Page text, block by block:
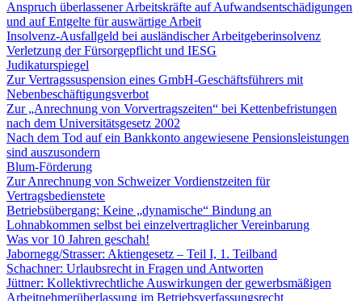
Anspruch überlassener Arbeitskräfte auf Aufwandsentschädigungen
und auf Entgelte für auswärtige Arbeit
Insolvenz-Ausfallgeld bei ausländischer Arbeitgeberinsolvenz
Verletzung der Fürsorgepflicht und IESG
Judikaturspiegel
Zur Vertragssuspension eines GmbH-Geschäftsführers mit
Nebenbeschäftigungsverbot
Zur „Anrechnung von Vorvertragszeiten“ bei Kettenbefristungen
nach dem Universitätsgesetz 2002
Nach dem Tod auf ein Bankkonto angewiesene Pensionsleistungen
sind auszusondern
Blum-Förderung
Zur Anrechnung von Schweizer Vordienstzeiten für
Vertragsbedienstete
Betriebsübergang: Keine „dynamische“ Bindung an
Lohnabkommen selbst bei einzelvertraglicher Vereinbarung
Was vor 10 Jahren geschah!
Jabornegg/Strasser: Aktiengesetz – Teil I, 1. Teilband
Schachner: Urlaubsrecht in Fragen und Antworten
Jüttner: Kollektivrechtliche Auswirkungen der gewerbsmäßigen
Arbeitnehmerüberlassung im Betriebsverfassungsrecht